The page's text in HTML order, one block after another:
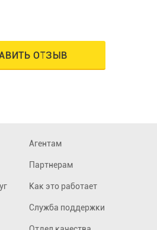
ОТЗЫВ
Агентам
Партнерам
Как это работает
Служба поддержки